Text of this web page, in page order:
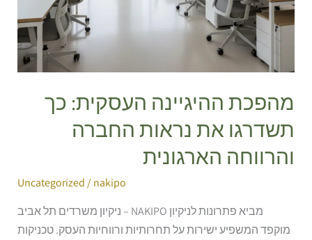
מהפכת ההיגיינה העסקית: כך
תשדרגו את נראות החברה
והרווחה הארגונית
Uncategorized /nakipo
ניקיון משרדים תל אביב – NAKIPO מביא פתרונות לניקיון
מוקפד המשפיע ישירות על תחרותיות ורווחיות העסק. טכניקות